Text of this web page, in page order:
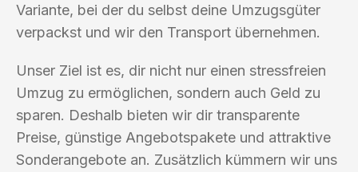
Variante, bei der du selbst deine Umzugsgüter
verpackst und wir den Transport übernehmen.
Unser Ziel ist es, dir nicht nur einen stressfreien
Umzug zu ermöglichen, sondern auch Geld zu
sparen. Deshalb bieten wir dir transparente
Preise, günstige Angebotspakete und attraktive
Sonderangebote an. Zusätzlich kümmern wir uns